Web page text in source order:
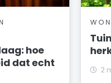
hoe
dat echt
2